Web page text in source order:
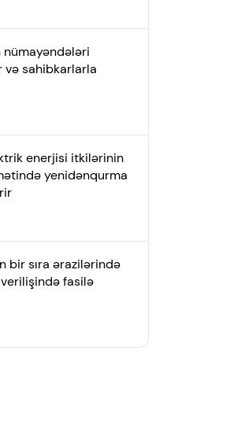
nümayəndələri
və sahibkarlarla
enerjisi itkilərinin
yenidənqurma
bir sıra ərazilərində
fasilə